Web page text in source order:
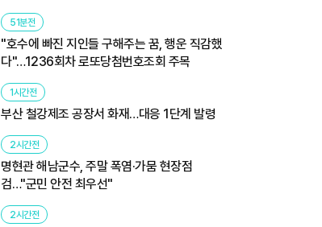
外
51분전
"호수에 빠진 지인들 구해주는 꿈, 행운 직감했
다"…1236회차 로또당첨번호조회 주목
1시간전
부산 철강제조 공장서 화재…대응 1단계 발령
2시간전
명현관 해남군수, 주말 폭염·가뭄 현장점
검…"군민 안전 최우선"
2시간전